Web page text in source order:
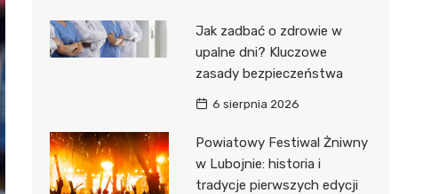
Jak zadbać o zdrowie w
upalne dni? Kluczowe
zasady bezpieczeństwa
6 sierpnia 2026
Powiatowy Festiwal Żniwny
w Lubojnie: historia i
tradycje pierwszych edycji